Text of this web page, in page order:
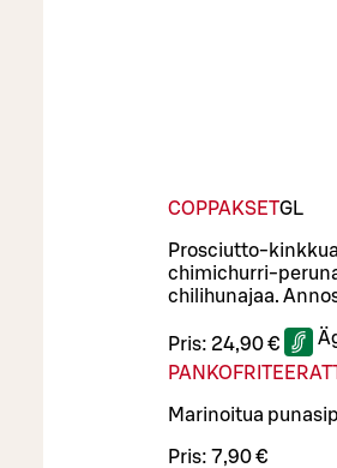
COPPAKSETGL
Prosciutto-
chimichurri-
chilihunajaa.
Pris: 24,90 €
Marinoitua
Pris: 7,90 €